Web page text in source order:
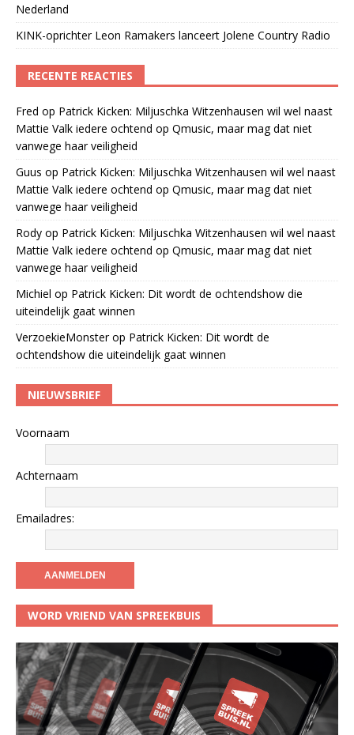
Nederland
KINK-oprichter Leon Ramakers lanceert Jolene Country Radio
RECENTE REACTIES
Fred op Patrick Kicken: Miljuschka Witzenhausen wil wel naast
Mattie Valk iedere ochtend op Qmusic, maar mag dat niet
vanwege haar veiligheid
Guus op Patrick Kicken: Miljuschka Witzenhausen wil wel naast
Mattie Valk iedere ochtend op Qmusic, maar mag dat niet
vanwege haar veiligheid
Rody op Patrick Kicken: Miljuschka Witzenhausen wil wel naast
Mattie Valk iedere ochtend op Qmusic, maar mag dat niet
vanwege haar veiligheid
Michiel op Patrick Kicken: Dit wordt de ochtendshow die
uiteindelijk gaat winnen
VerzoekieMonsterop Patrick Kicken: Dit wordt de
ochtendshow die uiteindelijk gaat winnen
NIEUWSBRIEF
Voornaam
Achternaam
Emailadres:
WORD VRIEND VAN SPREEKBUIS